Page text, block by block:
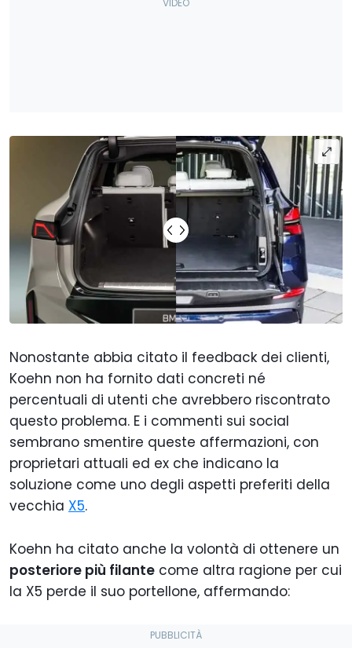
Nonostante abbia citato il feedback dei clienti,
Koehn non ha fornito dati concreti né
percentuali di utenti che avrebbero riscontrato
questo problema. E i commenti sui social
sembrano smentire queste affermazioni, con
proprietari attuali ed ex che indicano la
soluzione come uno degli aspetti preferiti della
vecchia X5.
Koehn ha citato anche la volontà di ottenere un
posteriore più filante come altra ragione per cui
la X5 perde il suo portellone, affermando: